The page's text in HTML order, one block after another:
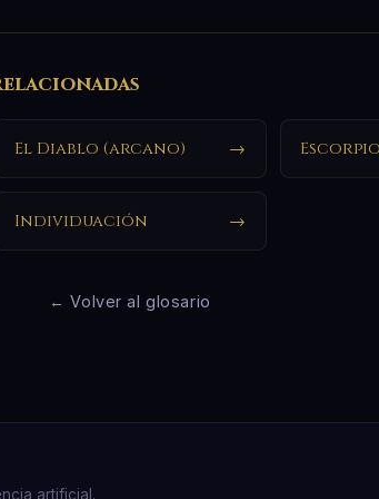
El Diablo (arcano) →
Individuación →
← Volver al glosario
artificial.